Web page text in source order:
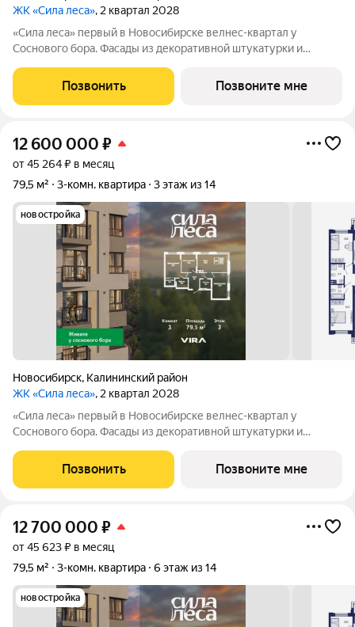
ЖК «Сила леса», 2 квартал 2028
«Сила леса» первый в Новосибирске велнес-квартал у
Соснового бора. Фасады из декоративной штукатурки и
архитектуру с природой. Панорамное остекление и богатая
инфраструктура создают новый стандарт
Позвонить Позвоните мне
12 600 000 ₽
от 45 264 ₽ в месяц
79,5 м²
3-комн. квартира 3 этаж из 14
новостройка
Новосибирск, Калининский район
ЖК «Сила леса», 2 квартал 2028
«Сила леса» первый в Новосибирске велнес-квартал у
Соснового бора. Фасады из декоративной штукатурки и
архитектуру с природой. Панорамное остекление и богатая
инфраструктура создают новый стандарт
Позвонить Позвоните мне
12 700 000 ₽
от 45 623 ₽ в месяц
79,5 м²
3-комн. квартира 6 этаж из 14
новостройка